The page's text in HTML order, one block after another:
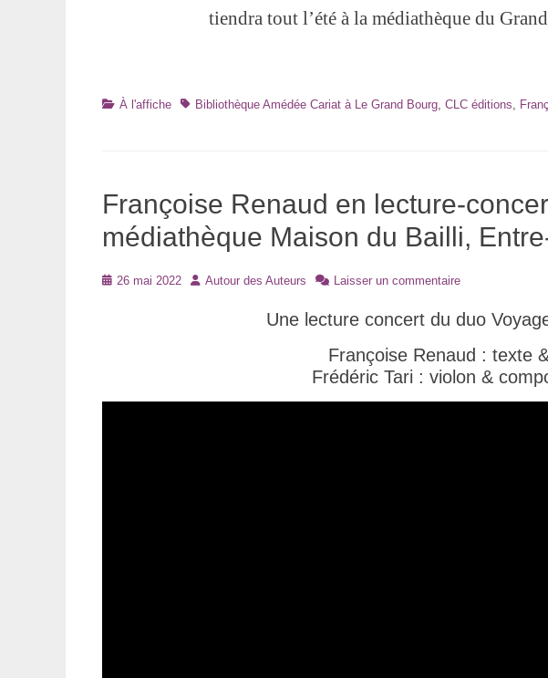
tiendra tout l’été à la médiathèque du
Catégories
À l'affiche TagsBibliothèque Amédée Cariat à Le Grand Bourg, CLC éditions,
Françoise Renaud en lecture-
médiathèque Maison du Bailli,
Posté26 mai 2022 Auteur
Autour des Auteurs Laisser un commentaire
Une lecture concert du duo
Françoise Renaud : texte
Frédéric Tari : violon &